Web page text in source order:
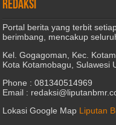
REDAKSI
Portal berita yang terbit
berimbang, mencakup
Kel. Gogagoman, Kec.
Kota Kotamobagu, Sulawesi
Phone : 081340514969
Email :
Lokasi Google Map Liputan